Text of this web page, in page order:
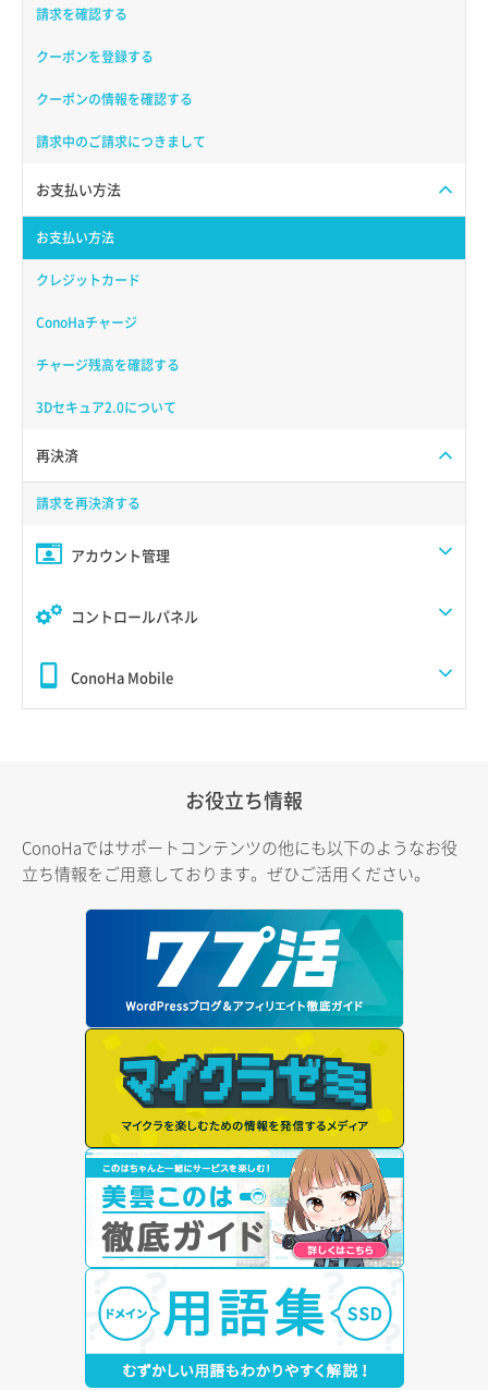
請求を確認する
クーポンを登録する
クーポンの情報を確認する
請求中のご請求につきまして
お支払い方法
お支払い方法
クレジットカード
ConoHaチャージ
チャージ残高を確認する
3Dセキュア2.0について
再決済
請求を再決済する
アカウント管理
コントロールパネル
ConoHa Mobile
お役立ち情報
ConoHaではサポートコンテンツの他にも以下のようなお役
立ち情報をご用意しております。ぜひご活用ください。